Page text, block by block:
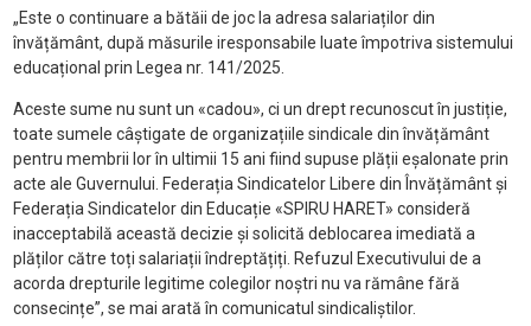
„Este o continuare a bătăii de joc la adresa salariaților din
învățământ, după măsurile iresponsabile luate împotriva sistemului
educațional prin Legea nr. 141/2025.
Aceste sume nu sunt un «cadou», ci un drept recunoscut în justiție,
toate sumele câștigate de organizațiile sindicale din învățământ
pentru membrii lor în ultimii 15 ani fiind supuse plății eșalonate prin
acte ale Guvernului. Federația Sindicatelor Libere din Învățământ și
Federația Sindicatelor din Educație «SPIRU HARET» consideră
inacceptabilă această decizie și solicită deblocarea imediată a
plăților către toți salariații îndreptățiți. Refuzul Executivului de a
acorda drepturile legitime colegilor noștri nu va rămâne fără
consecințe”, se mai arată în comunicatul sindicaliștilor.